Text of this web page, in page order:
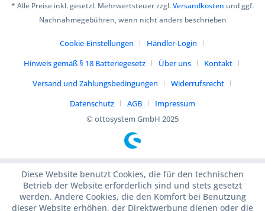
* Alle Preise inkl. gesetzl. Mehrwertsteuer zzgl.Versandkosten und ggf.
Nachnahmegebühren, wenn nicht anders beschrieben
Cookie-Einstellungen
Händler-Login
Hinweis gemäß § 18 Batteriegesetz
Über uns
Kontakt
Versand und Zahlungsbedingungen
Widerrufsrecht
Datenschutz
AGB
Impressum
© ottosystem GmbH 2025
Diese Website benutzt Cookies, die für den technischen
Betrieb der Website erforderlich sind und stets gesetzt
werden. Andere Cookies, die den Komfort bei Benutzung
dieser Website erhöhen, der Direktwerbung dienen oder die